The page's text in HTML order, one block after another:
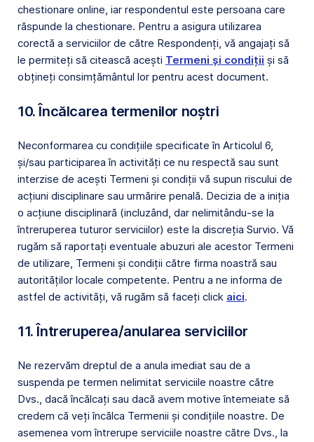
chestionare online, iar respondentul este persoana care
răspunde la chestionare. Pentru a asigura utilizarea
corectă a serviciilor de către Respondenți, vă angajați să
le permiteți să citească acești Termeni și condiții și să
obțineți consimțământul lor pentru acest document.
10. Încălcarea termenilor noștri
Neconformarea cu condițiile specificate în Articolul 6,
și/sau participarea în activități ce nu respectă sau sunt
interzise de acești Termeni și condiții vă supun riscului de
acțiuni disciplinare sau urmărire penală. Decizia de a iniția
o acțiune disciplinară (incluzând, dar nelimitându-se la
întreruperea tuturor serviciilor) este la discreția Survio. Vă
rugăm să raportați eventuale abuzuri ale acestor Termeni
de utilizare, Termeni și condiții către firma noastră sau
autorităților locale competente. Pentru a ne informa de
astfel de activități, vă rugăm să faceți click aici.
11. Întreruperea/anularea serviciilor
Ne rezervăm dreptul de a anula imediat sau de a
suspenda pe termen nelimitat serviciile noastre către
Dvs., dacă încălcați sau dacă avem motive întemeiate să
credem că veți încălca Termenii și condițiile noastre. De
asemenea vom întrerupe serviciile noastre către Dvs., la